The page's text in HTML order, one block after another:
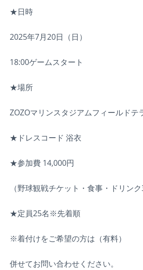
★日時
2025年7月20日（日）
18:00ゲームスタート
★場所
ZOZOマリンスタジアムフィールドテ
★ドレスコード 浴衣
★参加費 14,000円
（野球観戦チケット・食事・ドリンク
★定員25名※先着順
※着付けをご希望の方は（有料）
併せてお問い合わせください。